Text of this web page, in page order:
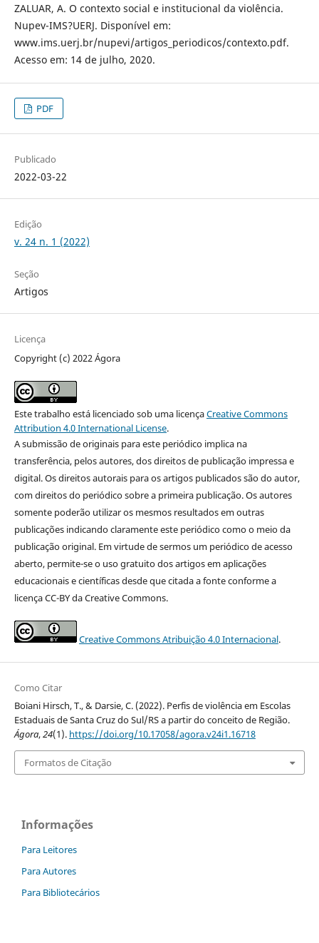
ZALUAR, A. O contexto social e institucional da violência.
Nupev-IMS?UERJ. Disponível em:
www.ims.uerj.br/nupevi/artigos_periodicos/contexto.pdf.
Acesso em: 14 de julho, 2020.
PDF
Publicado
2022-03-22
Edição
v. 24 n. 1 (2022)
Seção
Artigos
Licença
Copyright (c) 2022 Ágora
Este trabalho está licenciado sob uma licençaCreative Commons
Attribution 4.0 International License.
A submissão de originais para este periódico implica na
transferência, pelos autores, dos direitos de publicação impressa e
digital. Os direitos autorais para os artigos publicados são do autor,
com direitos do periódico sobre a primeira publicação. Os autores
somente poderão utilizar os mesmos resultados em outras
publicações indicando claramente este periódico como o meio da
publicação original. Em virtude de sermos um periódico de acesso
aberto, permite-se o uso gratuito dos artigos em aplicações
educacionais e científicas desde que citada a fonte conforme a
licença CC-BY da Creative Commons.
Creative Commons Atribuição 4.0 Internacional.
Como Citar
Boiani Hirsch, T., & Darsie, C. (2022). Perfis de violência em Escolas
Estaduais de Santa Cruz do Sul/RS a partir do conceito de Região.
Ágora,24(1). https://doi.org/10.17058/agora.v24i1.16718
Formatos de Citação
Informações
Para Leitores
Para Autores
Para Bibliotecários